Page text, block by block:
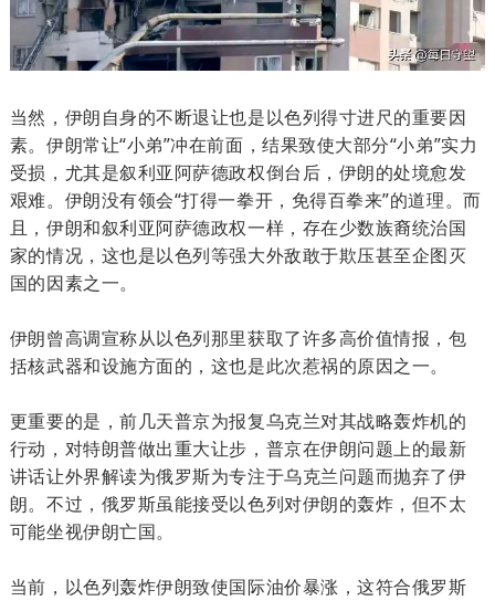
当然，伊朗自身的不断退让也是以色列得寸进尺的重要因
素。伊朗常让“小弟”冲在前面，结果致使大部分“小弟”实力
受损，尤其是叙利亚阿萨德政权倒台后，伊朗的处境愈发
艰难。伊朗没有领会“打得一拳开，免得百拳来”的道理。而
且，伊朗和叙利亚阿萨德政权一样，存在少数族裔统治国
家的情况，这也是以色列等强大外敌敢于欺压甚至企图灭
国的因素之一。
伊朗曾高调宣称从以色列那里获取了许多高价值情报，包
括核武器和设施方面的，这也是此次惹祸的原因之一。
更重要的是，前几天普京为报复乌克兰对其战略轰炸机的
行动，对特朗普做出重大让步，普京在伊朗问题上的最新
讲话让外界解读为俄罗斯为专注于乌克兰问题而抛弃了伊
朗。不过，俄罗斯虽能接受以色列对伊朗的轰炸，但不太
可能坐视伊朗亡国。
当前，以色列轰炸伊朗致使国际油价暴涨，这符合俄罗斯